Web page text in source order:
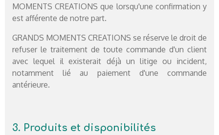
MOMENTS CREATIONS que lorsqu'une confirmation y
est afférente de notre part.
GRANDS MOMENTS CREATIONS se réserve le droit de
refuser le traitement de toute commande d'un client
avec lequel il existerait déjà un litige ou incident,
notamment lié au paiement d'une commande
antérieure.
3. Produits et disponibilités